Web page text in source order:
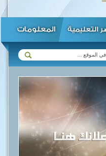
التعليمية المعلومات
في مختلف المجالات ...